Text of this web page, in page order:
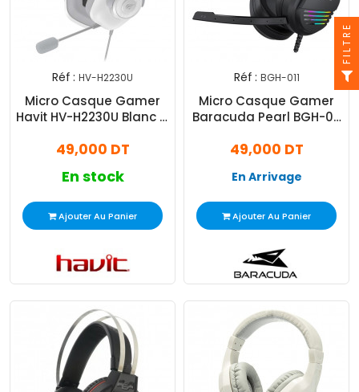
Réf : HV-H2230U
Micro Casque Gamer
Havit HV-H2230U Blanc &
49,000 DT
En stock
Ajouter Au Panier
Réf : BGH-011
Micro Casque Gamer
Baracuda Pearl BGH-011
49,000 DT
En Arrivage
Ajouter Au Panier
FILTRE